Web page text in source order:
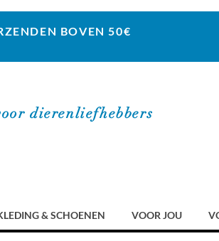
BOVEN 50€
dierenliefhebbers
& SCHOENEN VOOR JOU